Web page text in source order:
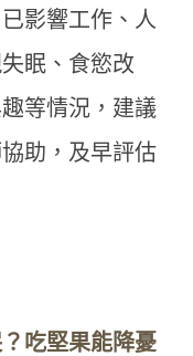
影響工作、人
眠、食慾改
等情況，建議
助，及早評估
吃堅果能降憂